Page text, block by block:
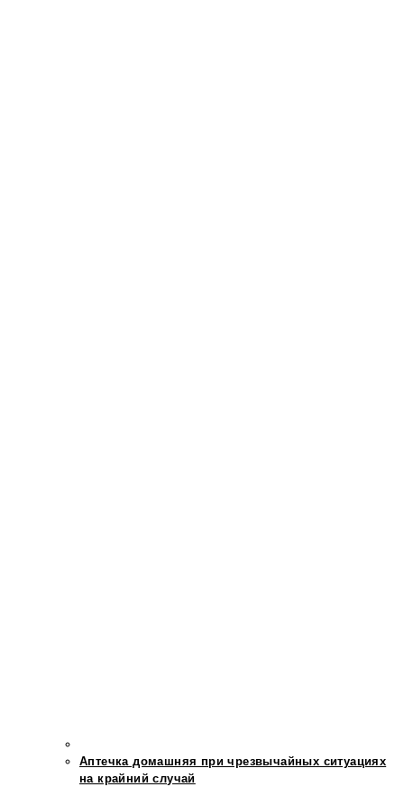
Аптечка домашняя при чрезвычайных ситуациях
на крайний случай